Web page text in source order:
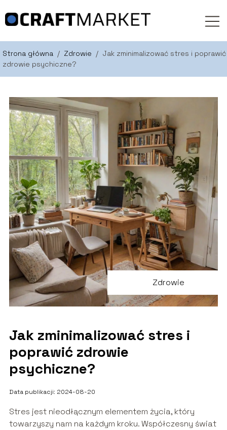
Strona główna / Zdrowie / Jak zminimalizować stres i poprawić
zdrowie psychiczne?
Zdrowie
Jak zminimalizować stres i
poprawić zdrowie
psychiczne?
Data publikacji: 2024-08-20
Stres jest nieodłącznym elementem życia, który
towarzyszy nam na każdym kroku. Współczesny świat